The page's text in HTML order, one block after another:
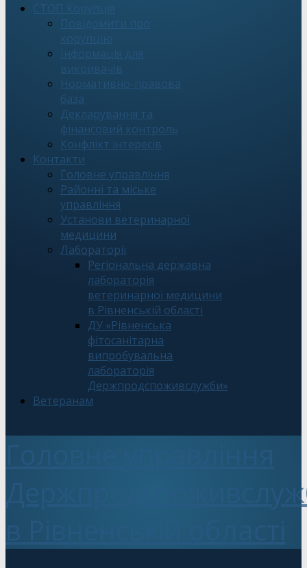
СТОП Корупція
Повідомити про
корупцію
Інформація для
викривачів
Нормативно-правова
база
Декларування та
фінансовий контроль
Конфлікт інтересів
Контакти
Головне управління
Районні та міське
управління
Установи ветеринарної
медицини
Лабораторії
Регіональна державна
лабораторія
ветеринарної медицини
в Рівненській області
ДУ «Рівненська
фітосанітарна
випробувальна
лабораторія
Держпродспоживслужби»
Ветеранам